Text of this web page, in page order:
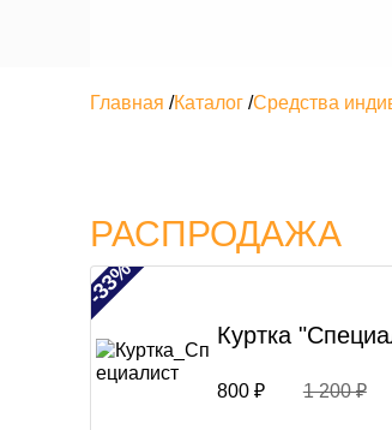
Главная /Каталог /Средства
РАСПРОДАЖА
Куртка
800 ₽ 1 200 ₽
-33%